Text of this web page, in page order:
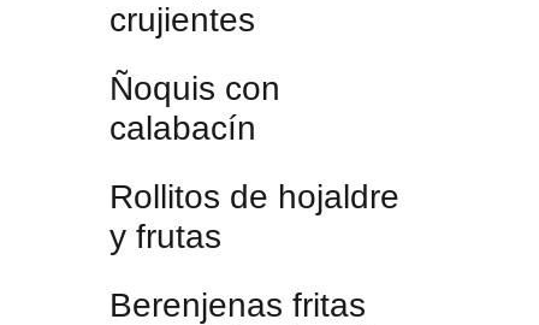
crujientes
Ñoquis con
calabacín
Rollitos de hojaldre
y frutas
Berenjenas fritas